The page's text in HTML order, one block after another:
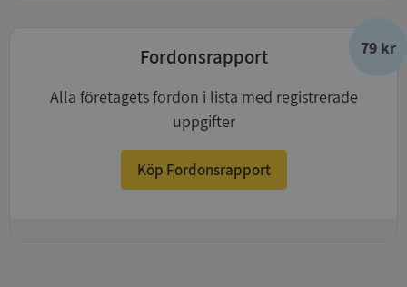
79 kr
Fordonsrapport
Alla företagets fordon i lista med registrerade
uppgifter
Köp Fordonsrapport